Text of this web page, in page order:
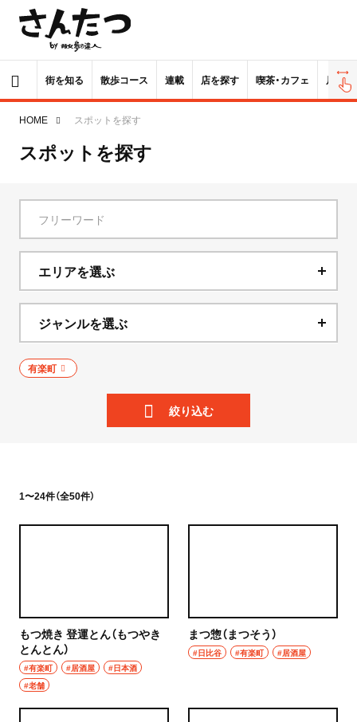
街を知る 散歩コース 連載 店を探す 喫茶・カフェ 居酒屋
HOME スポットを探す
スポットを探す
エリアを選ぶ
北海道
青森県
岩手県
山形県
福島県
守谷
取手
栃木県
ジャンルを選ぶ
ニュース
喫茶・カフェ
コーヒー
ラーメン・つけ麺
ラーメン
有楽町
絞り込む
1〜24件（全50件）
もつ焼き 登運とん（もつやき
とんとん）
#有楽町 #居酒屋
#日本酒
#老舗
まつ惣（まつそう）
#日比谷 #有楽町 #居酒屋